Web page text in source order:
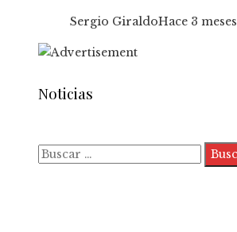
Sergio GiraldoHace 3 meses
Noticias
Buscar: